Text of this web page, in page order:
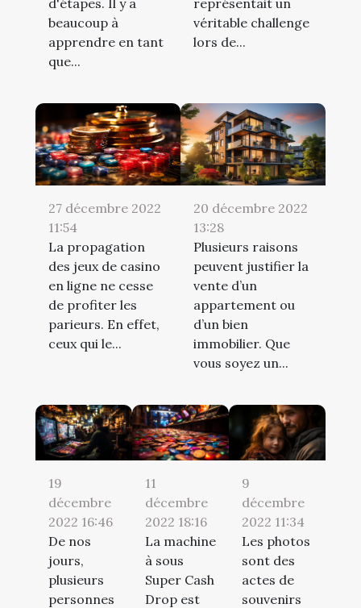
beaucoup à
apprendre en tant
que...
véritable challenge
lors de...
27 décembre 2022
11:54
La propagation
des jeux de casino
en ligne ne cesse
de profiter les
parieurs. En effet,
ceux qui le...
20 décembre 2022
13:28
Plusieurs raisons
peuvent justifier la
vente d’un
appartement ou
d’un bien
immobilier. Que
vous soyez un...
19
décembre
2022 16:46
De nos
jours,
plusieurs
personnes
11
décembre
2022 18:16
La machine
à sous
Super Cash
Drop est
9
décembre
2022 11:34
Les photos
sont des
actes de
souvenirs